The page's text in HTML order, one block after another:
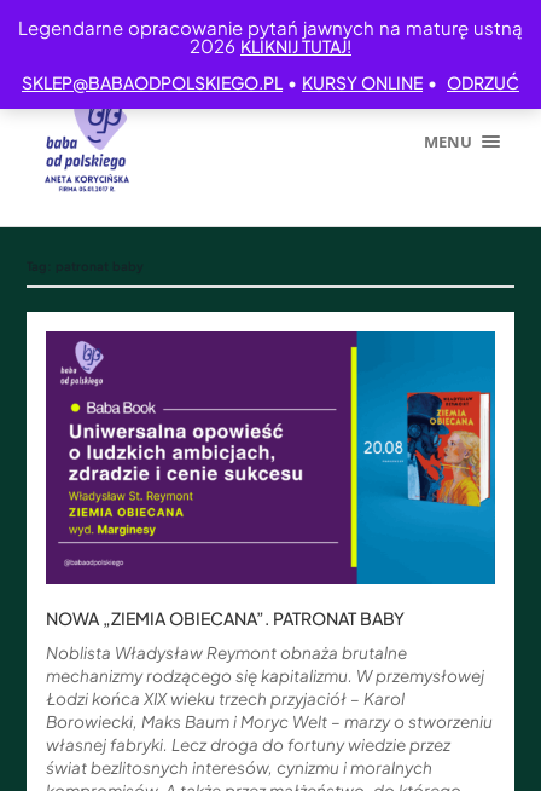
Legendarne opracowanie pytań jawnych na maturę ustną
2026 KLIKNIJ TUTAJ!
SKLEP@BABAODPOLSKIEGO.PL • KURSY ONLINE • ODRZUĆ
MENU
NOWA „ZIEMIA OBIECANA”. PATRONAT BABY
Noblista Władysław Reymont obnaża brutalne
mechanizmy rodzącego się kapitalizmu. W przemysłowej
Łodzi końca XIX wieku trzech przyjaciół – Karol
Borowiecki, Maks Baum i Moryc Welt – marzy o stworzeniu
własnej fabryki. Lecz droga do fortuny wiedzie przez
świat bezlitosnych interesów, cynizmu i moralnych